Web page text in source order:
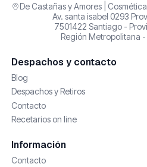
De Castañas y Amores |
Av. santa isabel 0293
7501422 Santiago -
Región Metropolitana
Despachos y contacto
Blog
Despachos y Retiros
Contacto
Recetarios on line
Información
Contacto